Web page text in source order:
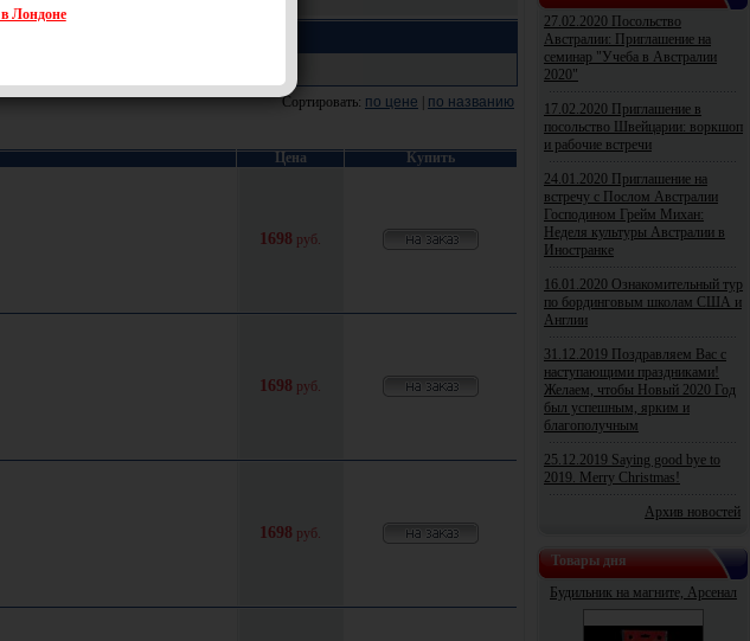
Сортировать: по цене
по названию
Цена Купить
1698 руб.
1698 руб.
1698 руб.
27.02.2020 Посольство
Австралии: Приглашение на
семинар "Учеба в Австралии
2020"
17.02.2020 Приглашение в
посольство Швейцарии: воркшоп
и рабочие встречи
24.01.2020 Приглашение на
встречу с Послом Австралии
Господином Грейм Михан:
Неделя культуры Австралии в
Иностранке
16.01.2020 Ознакомительный тур
по бординговым школам США и
Англии
31.12.2019 Поздравляем Вас с
наступающими праздниками!
Желаем, чтобы Новый 2020 Год
был успешным, ярким и
благополучным
25.12.2019 Saying good bye to
2019. Merry Christmas!
Архив новостей
Товары дня
Будильник на магните, Арсенал
Лондоне